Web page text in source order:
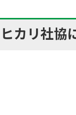
カリ社協